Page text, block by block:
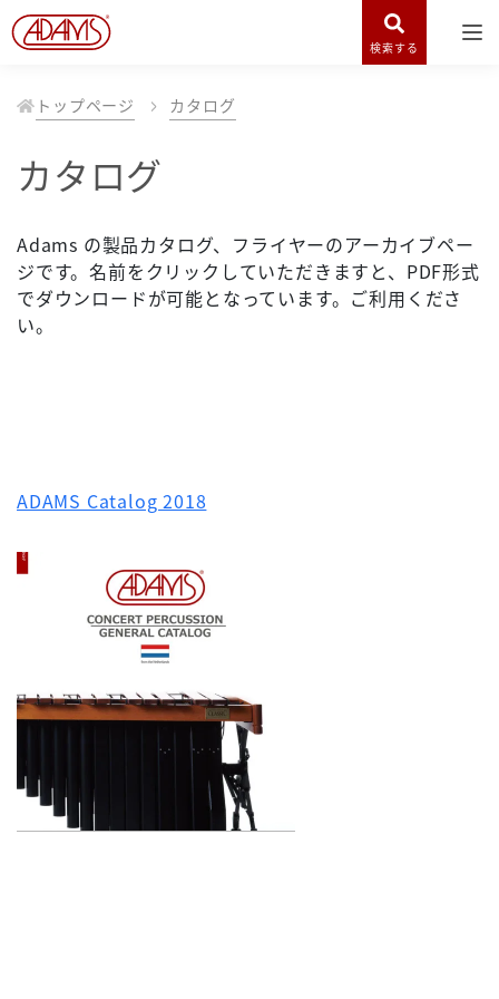
検索する
トップページ カタログ
カタログ
Adams の製品カタログ、フライヤーのアーカイブペー
ジです。名前をクリックしていただきますと、PDF形式
でダウンロードが可能となっています。ご利用くださ
い。
ADAMS Catalog 2018